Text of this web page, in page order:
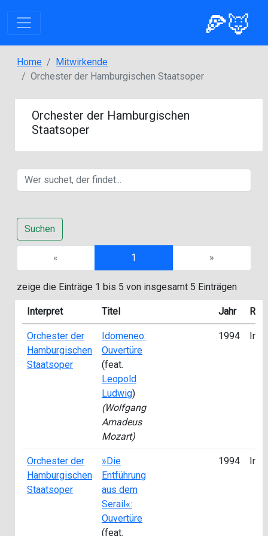
🍕🦊
Home
Mitwirkende
Orchester der Hamburgischen Staatsoper
Orchester der Hamburgischen
Staatsoper
Suchen
« 1 »
zeige die Einträge 1 bis 5 von insgesamt 5 Einträgen
Interpret Titel Jahr
Orchester der
Hamburgischen
Staatsoper
Idomeneo:
Ouvertüre
(feat.
Leopold
Ludwig)
(Wolfgang
Amadeus
Mozart)
1994
Orchester der
Hamburgischen
Staatsoper
»Die
Entführung
aus dem
Serail«:
Ouvertüre
(feat.
1994